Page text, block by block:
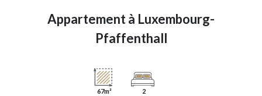
Appartement à Luxembourg-
Pfaffenthall
67m² 2